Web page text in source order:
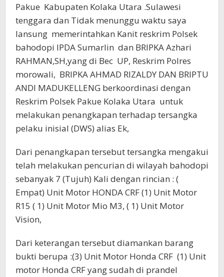
Pakue Kabupaten Kolaka Utara .Sulawesi
tenggara dan Tidak menunggu waktu saya
lansung memerintahkan Kanit reskrim Polsek
bahodopi IPDA Sumarlin dan BRIPKA Azhari
RAHMAN,SH,yang di Bec UP, Reskrim Polres
morowali, BRIPKA AHMAD RIZALDY DAN BRIPTU
ANDI MADUKELLENG berkoordinasi dengan
Reskrim Polsek Pakue Kolaka Utara untuk
melakukan penangkapan terhadap tersangka
pelaku inisial (DWS) alias Ek,
Dari penangkapan tersebut tersangka mengakui
telah melakukan pencurian di wilayah bahodopi
sebanyak 7 (Tujuh) Kali dengan rincian : (
Empat) Unit Motor HONDA CRF (1) Unit Motor
R15 ( 1) Unit Motor Mio M3, ( 1) Unit Motor
Vision,
Dari keterangan tersebut diamankan barang
bukti berupa :(3) Unit Motor Honda CRF (1) Unit
motor Honda CRF yang sudah di prandel